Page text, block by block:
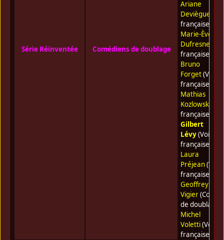
Série Réinventée Comédiens de doublage
Ariane
Deviègue
française) •
Marie-Ève
Dufresne
française) •
Bruno
Forget(Voix
française) •
Mathias
Kozlowski
française) •
Gilbert
Lévy(Voix
française) •
Laura
Préjean(Voix
française) •
Geoffrey
Vigier
de doublage)
Michel
Voletti(Voix
française)